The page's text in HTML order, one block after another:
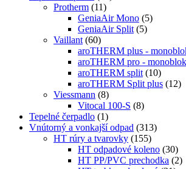
Protherm (11)
GeniaAir Mono (5)
GeniaAir Split (5)
Vaillant (60)
aroTHERM plus -
aroTHERM pro -
aroTHERM split (10)
aroTHERM Split plus (12)
Viessmann (8)
Vitocal 100-S (8)
Tepelné čerpadlo (1)
Vnútorný a vonkajší odpad (313)
HT rúry a tvarovky (155)
HT odpadové koleno (30)
HT PP/PVC prechodka (2)